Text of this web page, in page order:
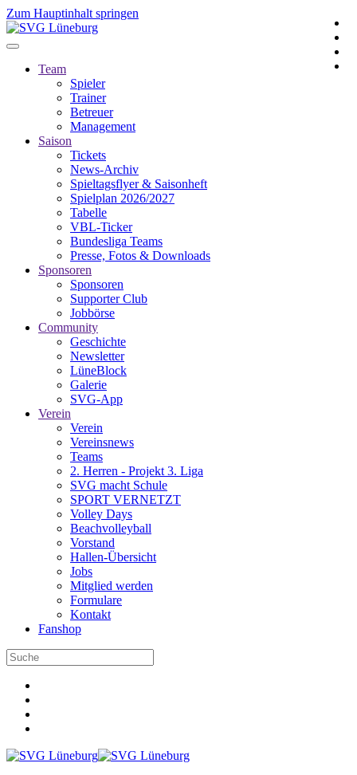
Zum Hauptinhalt springen
Team
Spieler
Trainer
Betreuer
Management
Saison
Tickets
News-Archiv
Spieltagsflyer & Saisonheft
Spielplan 2026/2027
Tabelle
VBL-Ticker
Bundesliga Teams
Presse, Fotos & Downloads
Sponsoren
Sponsoren
Supporter Club
Jobbörse
Community
Geschichte
Newsletter
LüneBlock
Galerie
SVG-App
Verein
Verein
Vereinsnews
Teams
2. Herren - Projekt 3. Liga
SVG macht Schule
SPORT VERNETZT
Volley Days
Beachvolleyball
Vorstand
Hallen-Übersicht
Jobs
Mitglied werden
Formulare
Kontakt
Fanshop